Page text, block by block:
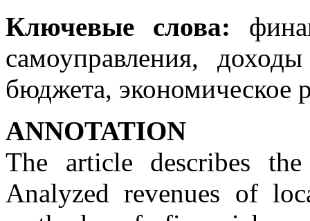
Ключевые слова:
самоуправления,
бюджета, экономическое
ANNOTATION
The article describes
Analyzed revenues of